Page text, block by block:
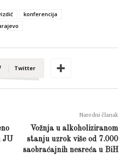
konferencija
Twitter
JU
Naredni članak
Vožnja u alkoholiziranom
stanju uzrok više od 7.000
saobraćajnih nesreća u BiH